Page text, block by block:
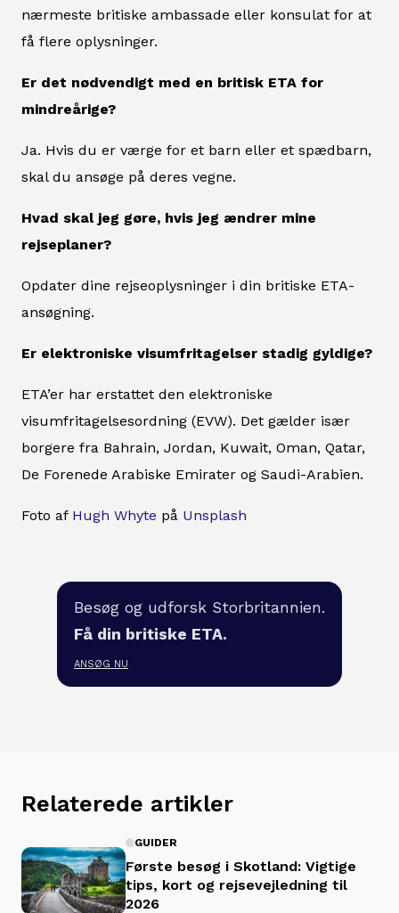
nærmeste britiske ambassade eller konsulat for at
få flere oplysninger.
Er det nødvendigt med en britisk ETA for
mindreårige?
Ja. Hvis du er værge for et barn eller et spædbarn,
skal du ansøge på deres vegne.
Hvad skal jeg gøre, hvis jeg ændrer mine
rejseplaner?
Opdater dine rejseoplysninger i din britiske ETA-
ansøgning.
Er elektroniske visumfritagelser stadig gyldige?
ETA’er har erstattet den elektroniske
visumfritagelsesordning (EVW). Det gælder især
borgere fra Bahrain, Jordan, Kuwait, Oman, Qatar,
De Forenede Arabiske Emirater og Saudi-Arabien.
Foto af Hugh Whyte på Unsplash
Besøg og udforsk Storbritannien.
Få din britiske ETA.
ANSØG NU
Relaterede artikler
GUIDER
Første besøg i Skotland: Vigtige
tips, kort og rejsevejledning til
2026